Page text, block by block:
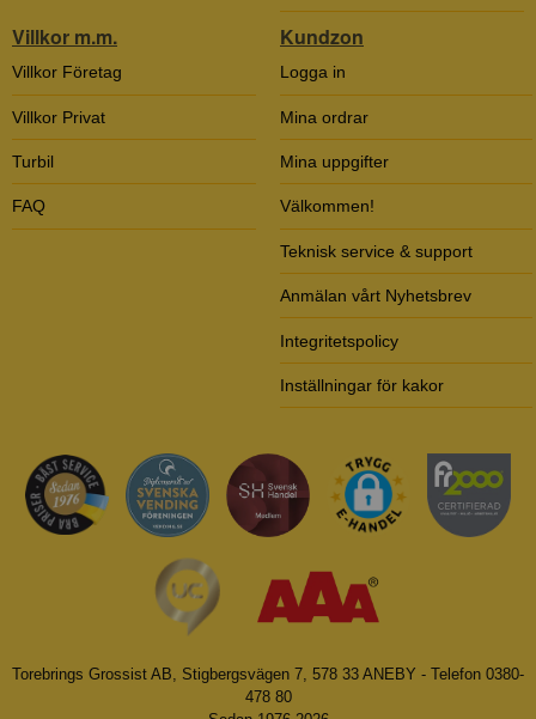
Villkor m.m.
Villkor Företag
Villkor Privat
Turbil
FAQ
Kundzon
Logga in
Mina ordrar
Mina uppgifter
Välkommen!
Teknisk service & support
Anmälan vårt Nyhetsbrev
Integritetspolicy
Inställningar för kakor
Torebrings Grossist AB, Stigbergsvägen 7, 578 33 ANEBY - Telefon 0380-
478 80